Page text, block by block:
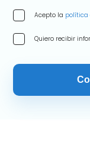
Acepto la política
Quiero recibir